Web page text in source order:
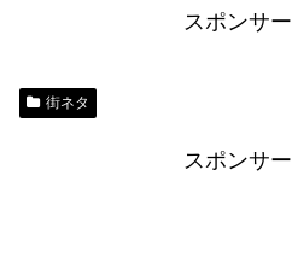
スポンサ
街ネタ
スポンサ